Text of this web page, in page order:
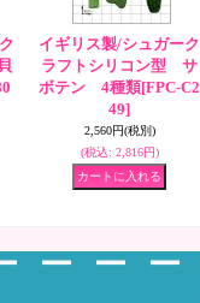
イギリス製/シュガーク
ラフトシリコン型 サ
ボテン 4種類[FPC-C2
49]
2,560円(税別)
(税込: 2,816円)